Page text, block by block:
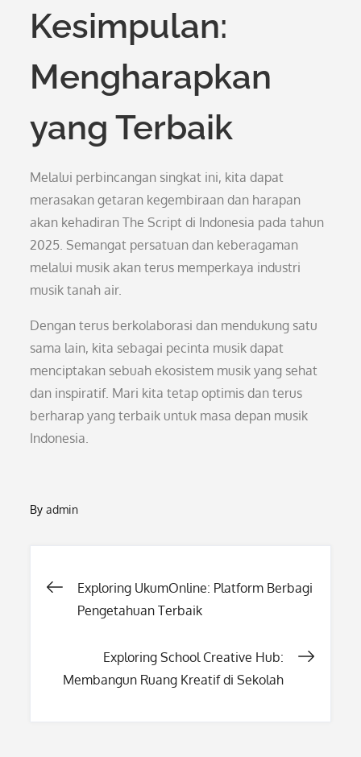
Kesimpulan:
Mengharapkan
yang Terbaik
Melalui perbincangan singkat ini, kita dapat
merasakan getaran kegembiraan dan harapan
akan kehadiran The Script di Indonesia pada tahun
2025. Semangat persatuan dan keberagaman
melalui musik akan terus memperkaya industri
musik tanah air.
Dengan terus berkolaborasi dan mendukung satu
sama lain, kita sebagai pecinta musik dapat
menciptakan sebuah ekosistem musik yang sehat
dan inspiratif. Mari kita tetap optimis dan terus
berharap yang terbaik untuk masa depan musik
Indonesia.
Byadmin
Post
Exploring UkumOnline: Platform Berbagi
Pengetahuan Terbaik
Exploring School Creative Hub:
Membangun Ruang Kreatif di Sekolah